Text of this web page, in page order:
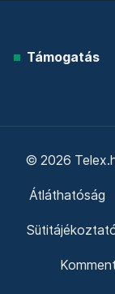
Támogatás
© 2026
Átláthatóság